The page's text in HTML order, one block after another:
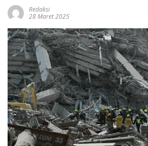
Redaksi
28 Maret 2025